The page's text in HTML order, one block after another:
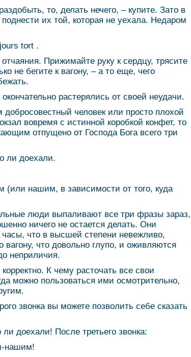
то, делать нечего, – купите. Зато в
их той, которая не уехала. Недаром
tort .
Прижимайте руку к сердцу, трясите
не бегите к вагону, – а то еще, чего
растерялись от своей неудачи.
человек или просто плохой
вовремя с истинной коробкой конфет, то
отпущено от Господа Бога всего три
ли доехали.
(или нашим, в зависимости от того, куда
люди выпаливают все три фразы зараз,
ничего не остается делать. Они
часы, что в высшей степени невежливо,
что довольно глупо, и оживляются
неприличия.
К чему расточать все свои
можно пользоваться ими осмотрительно,
звонка вы можете позволить себе сказать
доехали! После третьего звонка:
нашим!